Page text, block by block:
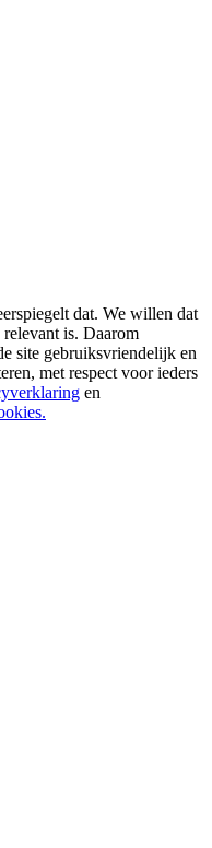
dat. We willen dat
is. Daarom
site gebruiksvriendelijk en
met respect voor ieders
en